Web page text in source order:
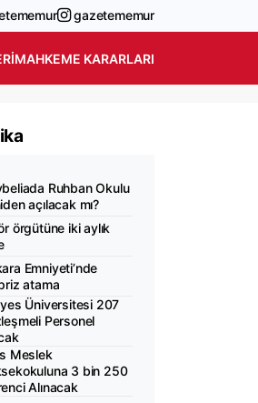
gazetememur
MAHKEME KARARLARI
Ruhban Okulu
açılacak mı?
örgütüne iki aylık
Emniyeti’nde
atama
Üniversitesi 207
Personel
Meslek
3 bin 250
Alınacak